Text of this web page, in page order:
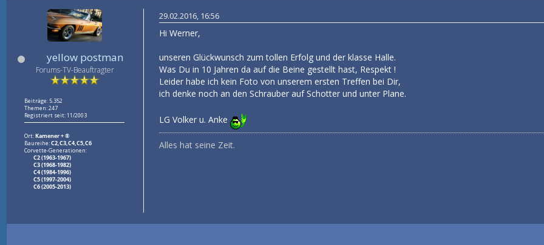
yellow postman
Forums-TV-Beauftragter
Beiträge: 5.352
Themen: 247
Registriert seit: 11/2003
Ort:Kamener + ®
Baureihe:C2,C3,C4,C5,C6
Corvette-Generationen:
C2 (1963-1967)
C3 (1968-1982)
C4 (1984-1996)
C5 (1997-2004)
C6 (2005-2013)
29.02.2016, 16:56
Hi Werner,
unseren Glückwunsch zum tollen Erfolg und der klasse Halle.
Was Du in 10 Jahren da auf die Beine gestellt hast, Respekt !
Leider habe ich kein Foto von unserem ersten Treffen bei Dir,
ich denke noch an den Schrauber auf Schotter und unter Plane.
LG Volker u. Anke
Alles hat seine Zeit.